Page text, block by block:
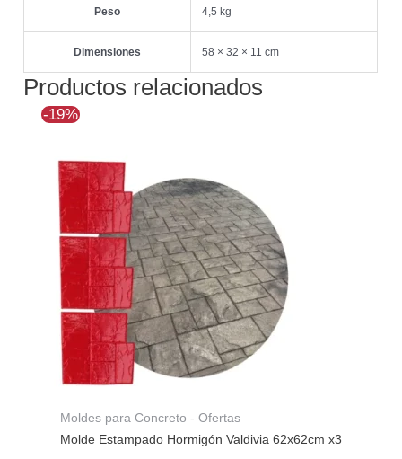
Peso 4,5 kg
Dimensiones 58 × 32 × 11 cm
Productos relacionados
-19%
Moldes para Concreto - Ofertas
Molde Estampado Hormigón Valdivia 62x62cm x3
era:
$382.664.$309.980.